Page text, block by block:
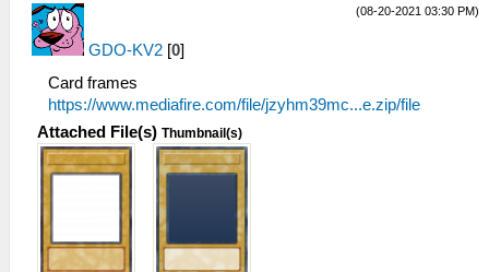
(08-20-2021 03:30 PM)
GDO-KV2 [0]
Card frames
https://www.mediafire.com/file/jzyhm39mc...e.zip/file
Attached File(s) Thumbnail(s)